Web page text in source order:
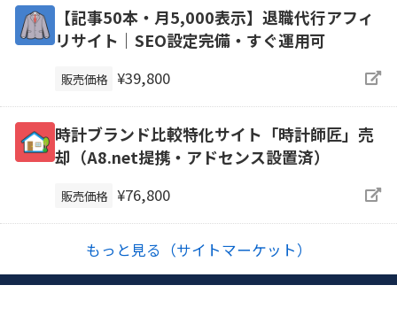
【記事50本・月5,000表示】退職代行アフィ
リサイト｜SEO設定完備・すぐ運用可
販売価格 ¥39,800
時計ブランド比較特化サイト「時計師匠」売
却（A8.net提携・アドセンス設置済）
販売価格 ¥76,800
もっと見る（サイトマーケット）